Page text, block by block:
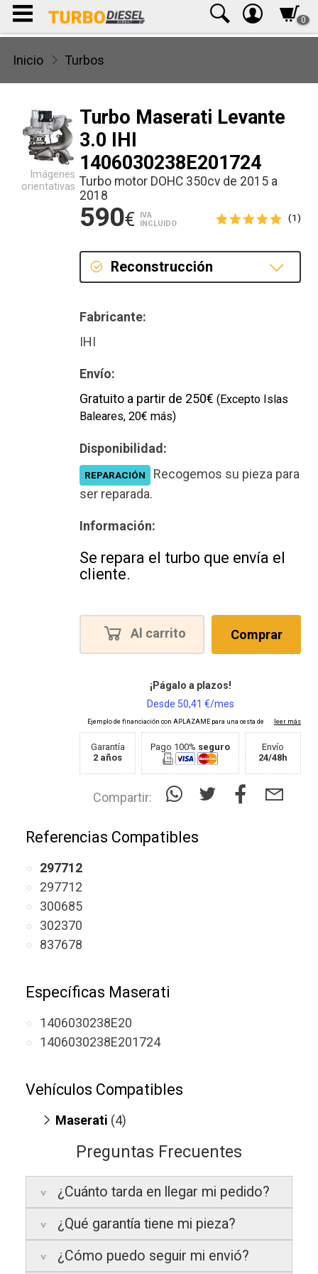
0
Inicio Turbos
Turbo Maserati Levante
3.0 IHI
1406030238E201724
Turbo motor DOHC 350cv de 2015 a
2018
590€
IVA
INCLUIDO
(1)
Reconstrucción
Fabricante:
IHI
Envío:
Gratuito a partir de 250€ (Excepto Islas
Baleares, 20€ más)
Disponibilidad:
REPARACIÓN
Recogemos su pieza para
ser reparada.
Información:
Se repara el turbo que envía el
cliente.
Al carrito Comprar
Garantía
2 años
Pago 100% seguro
Envío
24/48h
Compartir:
Imágenes
orientativas
Referencias Compatibles
297712
297712
300685
302370
837678
Específicas Maserati
1406030238E20
1406030238E201724
Vehículos Compatibles
Maserati (4)
Ghibli 3.0(motor DOHC)
Quattroporte 3.0(motor DOHC)
Quattroporte 3.0 (motor DOHC)
Preguntas Frecuentes
¿Cuánto tarda en llegar mi pedido?
Península:Entregamos en un plazo
estimado de24 a 48 horas laborables, si
realizas tu pedido antes de las 17:00 h
¿Qué garantía tiene mi pieza?
La garantía varía según el tipo de producto:
¿Cómo puedo seguir mi envió?